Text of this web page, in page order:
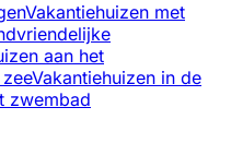
Vakantiehuizen met
aan het
Vakantiehuizen in de
zwembad